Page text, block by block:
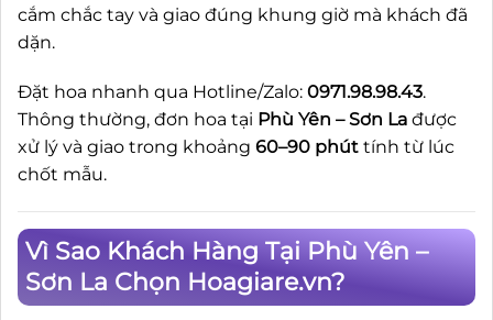
cắm chắc tay và giao đúng khung giờ mà khách đã
dặn.
Đặt hoa nhanh qua Hotline/Zalo: 0971.98.98.43.
Thông thường, đơn hoa tại Phù Yên – Sơn La được
xử lý và giao trong khoảng 60–90 phút tính từ lúc
chốt mẫu.
Vì Sao Khách Hàng Tại Phù Yên –
Sơn La Chọn Hoagiare.vn?